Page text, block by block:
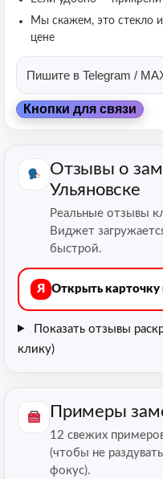
Мы скажем, это стекло
цене
Пишите в Telegram /
Кнопки для связи
Отзывы о
Ульяновске
Реальные отзывы
Виджет
быстрой.
Я Открыть
Показать отзывы
клику)
Примеры
12 свежих
(чтобы не
фокус).